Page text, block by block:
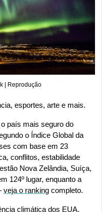
| Reprodução
esportes, arte e mais.
o país mais seguro do
o Índice Global da
com base em 23
conflitos, estabilidade
Nova Zelândia, Suíça,
124º lugar, enquanto a
veja o ranking completo.